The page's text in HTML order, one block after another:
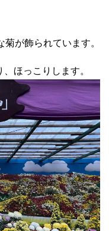
が飾られています。
ほっこりします。